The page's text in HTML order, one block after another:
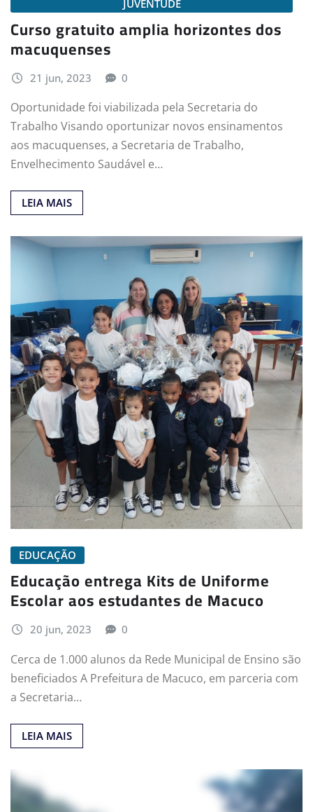
JUVENTUDE
Curso gratuito amplia horizontes dos
macuquenses
21 jun, 2023 0
Oportunidade foi viabilizada pela Secretaria do
Trabalho Visando oportunizar novos ensinamentos
aos macuquenses, a Secretaria de Trabalho,
Envelhecimento Saudável e…
LEIA MAIS
EDUCAÇÃO
Educação entrega Kits de Uniforme
Escolar aos estudantes de Macuco
20 jun, 2023 0
Cerca de 1.000 alunos da Rede Municipal de Ensino são
beneficiados A Prefeitura de Macuco, em parceria com
a Secretaria…
LEIA MAIS